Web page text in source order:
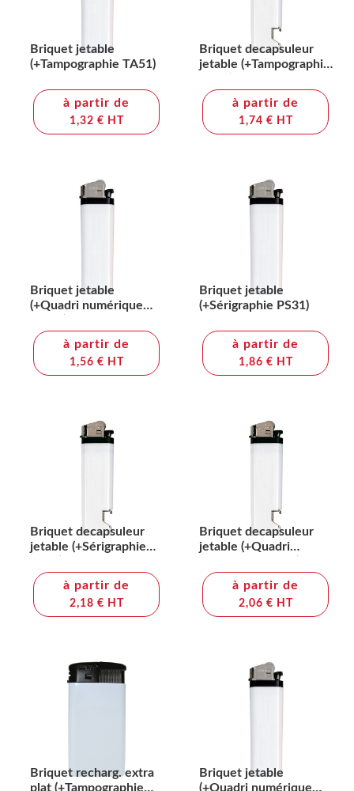
Briquet jetable
(+Tampographie TA51)
à partir de
1,32 € HT
Briquet decapsuleur
jetable (+Tampographie
à partir de
1,74 € HT
Briquet jetable
(+Quadri numérique
à partir de
1,56 € HT
Briquet jetable
(+Sérigraphie PS31)
à partir de
1,86 € HT
Briquet decapsuleur
jetable (+Sérigraphie
à partir de
2,18 € HT
Briquet decapsuleur
jetable (+Quadri
à partir de
2,06 € HT
Briquet recharg. extra
plat (+Tampographie
Briquet jetable
(+Quadri numérique